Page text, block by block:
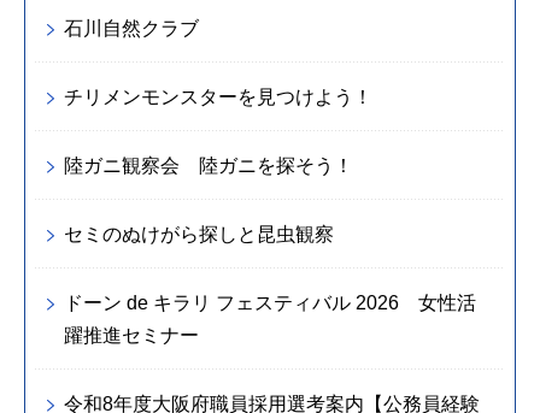
石川自然クラブ
チリメンモンスターを見つけよう！
陸ガニ観察会 陸ガニを探そう！
セミのぬけがら探しと昆虫観察
ドーン de キラリ フェスティバル 2026 女性活
躍推進セミナー
令和8年度大阪府職員採用選考案内【公務員経験